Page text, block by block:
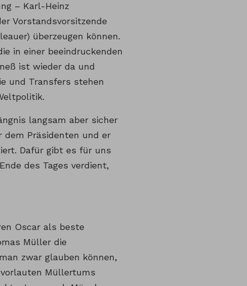
– Karl-Heinz
Vorstandsvorsitzende
überzeugen können.
in einer beeindruckenden
ist wieder da und
und Transfers stehen
langsam aber sicher
dem Präsidenten und er
Dafür gibt es für uns
des Tages verdient,
Oscar als beste
Müller die
zwar glauben können,
Müllertums